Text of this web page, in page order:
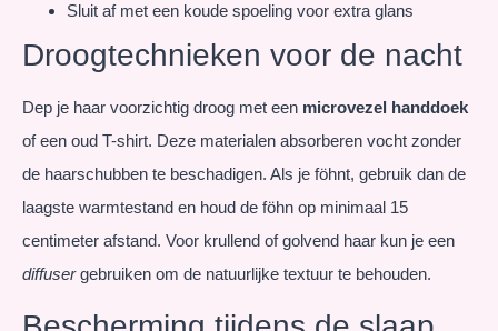
Sluit af met een koude spoeling voor extra glans
Droogtechnieken voor de nacht
Dep je haar voorzichtig droog met een microvezel handdoek
of een oud T-shirt. Deze materialen absorberen vocht zonder
de haarschubben te beschadigen. Als je föhnt, gebruik dan de
laagste warmtestand en houd de föhn op minimaal 15
centimeter afstand. Voor krullend of golvend haar kun je een
diffusergebruiken om de natuurlijke textuur te behouden.